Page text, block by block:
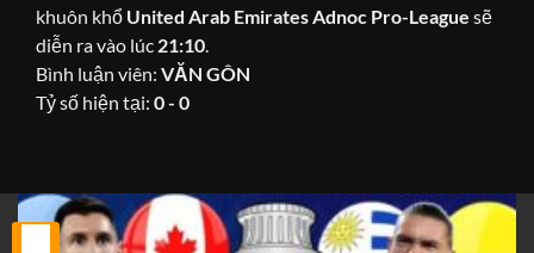
khuôn khổ United Arab Emirates Adnoc Pro-League sẽ
diễn ra vào lúc 21:10.
Bình luận viên: VĂN GÔN
Tỷ số hiện tại: 0 - 0